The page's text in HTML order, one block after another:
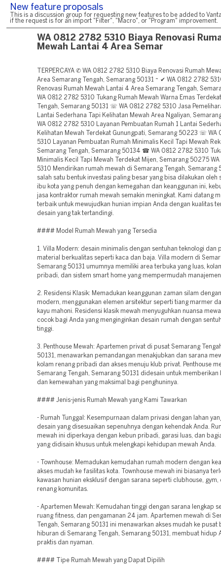
New feature proposals
This is a discussion group for requesting new features to be added to
if the request is for an import "Filter", "Macro", or "Program" improvement.
WA 0812 2782 5310 Biaya Renovasi
Mewah Lantai 4 Area Semar
TERPERCAYA ✆ WA 0812 2782 5310 Biaya Renovasi Rumah
Area Semarang Tengah, Semarang 50131 ~ ✔ WA 0812 2782
Renovasi Rumah Mewah Lantai 4 Area Semarang Tengah,
WA 0812 2782 5310 Tukang Rumah Mewah Warna Emas
Tengah, Semarang 50131 ☏ WA 0812 2782 5310 Jasa
Lantai Sederhana Tapi Kelihatan Mewah Area Ngaliyan,
WA 0812 2782 5310 Layanan Pembuatan Rumah 1 Lantai
Kelihatan Mewah Terdekat Gunungpati, Semarang 50223 ☏ WA
5310 Layanan Pembuatan Rumah Minimalis Kecil Tapi Mewah
Semarang Tengah, Semarang 50134 ☎ WA 0812 2782 5310
Minimalis Kecil Tapi Mewah Terdekat Mijen, Semarang 50275
5310 Mendirikan rumah mewah di Semarang Tengah, Semarang
salah satu bentuk investasi paling besar yang bisa dilakukan oleh
ibu kota yang penuh dengan kemegahan dan keanggunan ini,
jasa kontraktor rumah mewah semakin meningkat. Kami datang
terbaik untuk mewujudkan hunian impian Anda dengan kualitas
desain yang tak tertandingi.
#### Model Rumah Mewah yang Tersedia
1. Villa Modern: desain minimalis dengan sentuhan teknologi dan
material berkualitas seperti kaca dan baja. Villa modern di
Semarang 50131 umumnya memiliki area terbuka yang luas,
pribadi, dan sistem smart home yang mempermudah
2. Residensi Klasik: Memadukan keanggunan zaman silam
modern, menggunakan elemen arsitektur seperti tiang marmer
kayu mahoni. Residensi klasik mewah menyuguhkan nuansa
cocok bagi Anda yang menginginkan desain rumah dengan
tinggi.
3. Penthouse Mewah: Apartemen privat di pusat Semarang
50131, menawarkan pemandangan menakjubkan dan sarana
kolam renang pribadi dan akses menuju klub privat. Penthouse
Semarang Tengah, Semarang 50131 didesain untuk memberikan
dan kemewahan yang maksimal bagi penghuninya.
#### Jenis-jenis Rumah Mewah yang Kami Tawarkan
- Rumah Tunggal: Kesempurnaan dalam privasi dengan lahan
desain yang disesuaikan sepenuhnya dengan kehendak Anda.
mewah ini diperkaya dengan kebun pribadi, garasi luas, dan
yang didisain khusus untuk melengkapi kehidupan mewah Anda.
- Townhouse: Memadukan kemudahan rumah modern dengan
akses mudah ke fasilitas kota. Townhouse mewah ini biasanya
kawasan hunian eksklusif dengan sarana seperti clubhouse, gym,
renang komunitas.
- Apartemen Mewah: Kemudahan tinggi dengan sarana lengkap
ruang fitness, dan pengamanan 24 jam. Apartemen mewah di
Tengah, Semarang 50131 ini menawarkan akses mudah ke pusat
hiburan di Semarang Tengah, Semarang 50131, membuat hidup
praktis dan nyaman.
#### Tipe Rumah Mewah yang Dapat Dipilih